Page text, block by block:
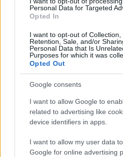
Personal Data for Targeted
Opted In
I want to opt-out of Collection,
Retention, Sale, and/or
Personal Data that Is
Purposes for which it was
Opted Out
Google consents
I want to allow Google to
related to advertising like
device identifiers in apps.
I want to allow my user data
Google for online advertising
A Jenner lány az Estée
legújabb kampányban.
mindjárt itt a tél.
Megosztás
Itt állíthatod be , hogy
keresőben könnyebben